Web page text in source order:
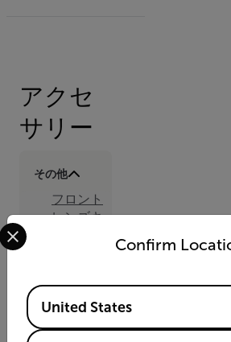
アクセ
サリー
その他
フロント
レンズキ
92mm（T131725ACC)
体キャッ
プ
Confirm
Select your preferred country and
Available Locations
United States